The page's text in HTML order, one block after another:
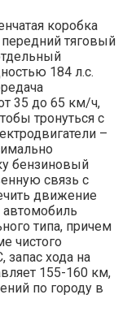
коробка
передний тяговый
184 л.с.
35 до 65 км/ч,
тронуться с
–
бензиновый
связь с
движение
автомобиль
типа, причем
чистого
хода на
155-160 км,
по городу в